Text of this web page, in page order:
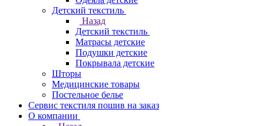
Детский текстиль
Назад
Детский текстиль
Матрасы детские
Подушки детские
Покрывала детские
Шторы
Медицинские товары
Постельное белье
Сервис текстиля пошив на заказ
О компании